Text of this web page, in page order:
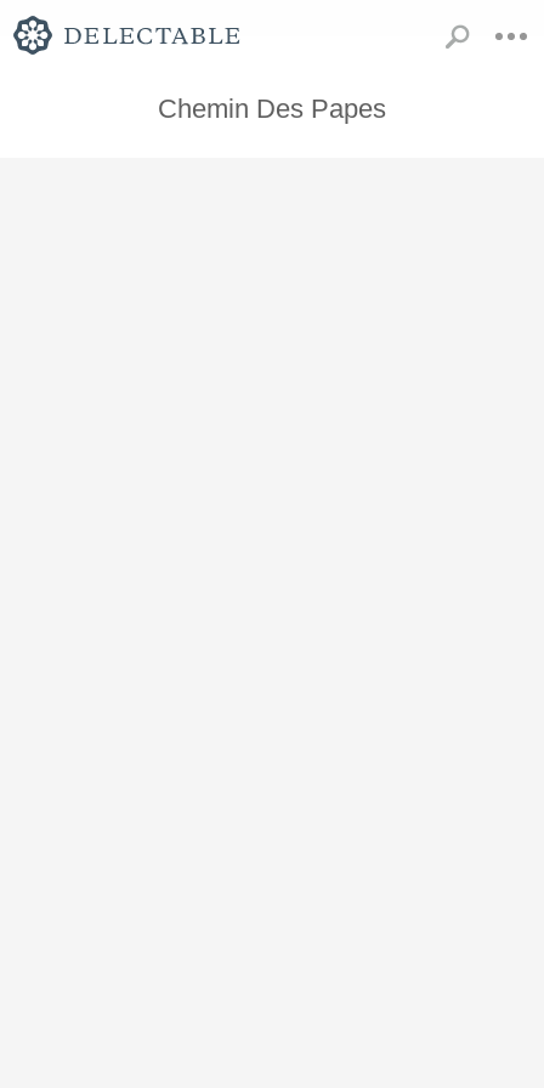
Chemin Des Papes